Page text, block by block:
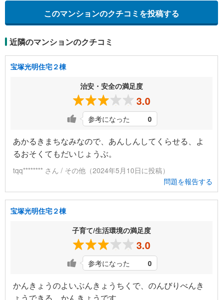
このマンションのクチコミを投稿する
近隣のマンションのクチコミ
宝塚光明住宅２棟
治安・安全の満足度
3.0
参考になった 0
あかるきまちなみなので、あんしんしてくらせる、よ
るおそくてもだいじょうぶ。
tqq******** さん / その他（2024年5月10日に投稿）
問題を報告する
宝塚光明住宅２棟
子育て/生活環境の満足度
3.0
参考になった 0
かんきょうのよいぶんきょうちくで、のんびりべんき